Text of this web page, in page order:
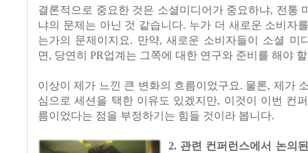
결론적으로 중요한 것은 소셜미디어가 중요하냐, 전통
냐의 문제는 아닌 것 같습니다. 누가 더 새로운 소비자
는가의 문제이지요. 만약, 새로운 소비자들이 소셜 미
면, 당연히 PR업계는 그쪽에 대한 연구와 준비를 해야
이상이 제가 느낀 큰 변화의 흐름이었구요. 물론, 제가
심으로 세션을 택한 이유도 있겠지만, 이것이 이번 컨
름이었다는 점을 부정하기는 힘들 것이라 봅니다.
2. 관련 컨퍼런스에서 논의